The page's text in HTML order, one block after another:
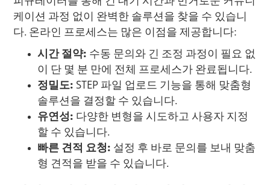
케이션 과정 없이 완벽한 솔루션을 찾을 수 있습니
다. 온라인 프로세스는 많은 이점을 제공합니다:
시간 절약: 수동 문의와 긴 조정 과정이 필요 없
이 단 몇 분 만에 전체 프로세스가 완료됩니다.
정밀도: STEP 파일 업로드 기능을 통해 맞춤형
솔루션을 결정할 수 있습니다.
유연성: 다양한 변형을 시도하고 사용자 지정
할 수 있습니다.
빠른 견적 요청: 설정 후 바로 문의를 보내 맞춤
형 견적을 받을 수 있습니다.